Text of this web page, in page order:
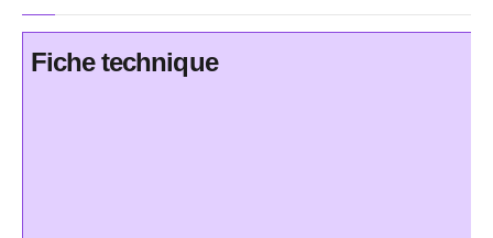
Fiche technique